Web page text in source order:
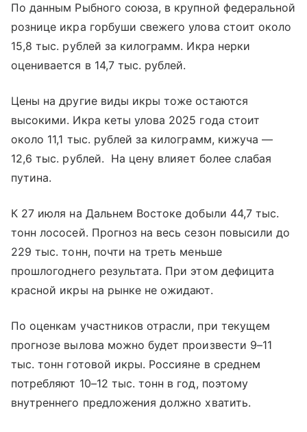
По данным Рыбного союза, в крупной федеральной
рознице икра горбуши свежего улова стоит около
15,8 тыс. рублей за килограмм. Икра нерки
оценивается в 14,7 тыс. рублей.
Цены на другие виды икры тоже остаются
высокими. Икра кеты улова 2025 года стоит
около 11,1 тыс. рублей за килограмм, кижуча —
12,6 тыс. рублей. На цену влияет более слабая
путина.
К 27 июля на Дальнем Востоке добыли 44,7 тыс.
тонн лососей. Прогноз на весь сезон повысили до
229 тыс. тонн, почти на треть меньше
прошлогоднего результата. При этом дефицита
красной икры на рынке не ожидают.
По оценкам участников отрасли, при текущем
прогнозе вылова можно будет произвести 9–11
тыс. тонн готовой икры. Россияне в среднем
потребляют 10–12 тыс. тонн в год, поэтому
внутреннего предложения должно хватить.